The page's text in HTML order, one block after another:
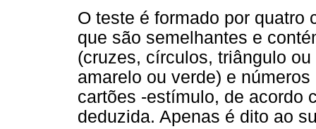
O teste é formado por quatro
que são semelhantes e
(cruzes, círculos, triângulo
amarelo ou verde) e
cartões -estímulo, de acordo
deduzida. Apenas é dito ao